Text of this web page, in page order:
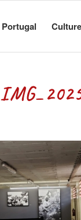
Portugal Culture